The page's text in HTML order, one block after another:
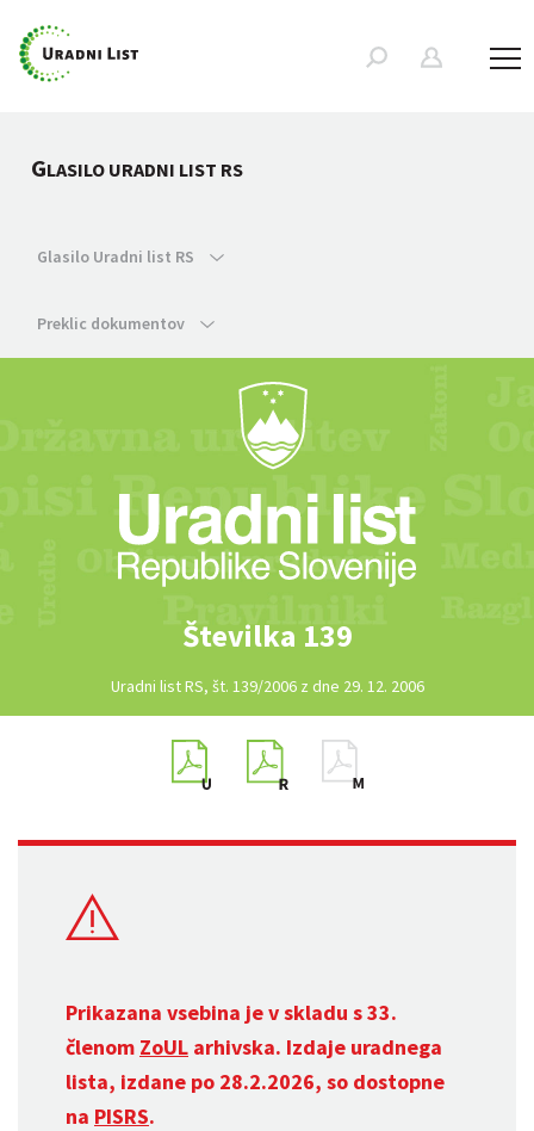
GLASILO URADNI LIST RS
Glasilo Uradni list RS
Preklic dokumentov
Številka 139
Uradni list RS, št. 139/2006 z dne 29. 12. 2006
Prikazana vsebina je v skladu s 33.
členom ZoUL arhivska. Izdaje uradnega
lista, izdane po 28.2.2026, so dostopne
na PISRS.